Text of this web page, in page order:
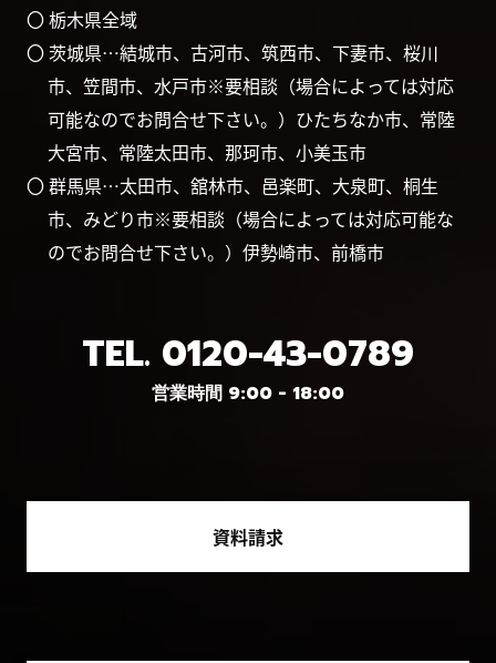
〇 栃木県全域
〇 茨城県…結城市、古河市、筑西市、下妻市、桜川
市、笠間市、水戸市※要相談（場合によっては対応
可能なのでお問合せ下さい。）ひたちなか市、常陸
大宮市、常陸太田市、那珂市、小美玉市
〇 群馬県…太田市、舘林市、邑楽町、大泉町、桐生
市、みどり市※要相談（場合によっては対応可能な
のでお問合せ下さい。）伊勢崎市、前橋市
TEL. 0120-43-0789
営業時間 9:00 - 18:00
資料請求